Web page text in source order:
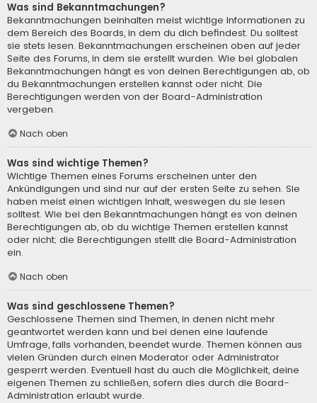
Was sind Bekanntmachungen?
Bekanntmachungen beinhalten meist wichtige Informationen zu
dem Bereich des Boards, in dem du dich befindest. Du solltest
sie stets lesen. Bekanntmachungen erscheinen oben auf jeder
Seite des Forums, in dem sie erstellt wurden. Wie bei globalen
Bekanntmachungen hängt es von deinen Berechtigungen ab, ob
du Bekanntmachungen erstellen kannst oder nicht. Die
Berechtigungen werden von der Board-Administration
vergeben.
Nach oben
Was sind wichtige Themen?
Wichtige Themen eines Forums erscheinen unter den
Ankündigungen und sind nur auf der ersten Seite zu sehen. Sie
haben meist einen wichtigen Inhalt, weswegen du sie lesen
solltest. Wie bei den Bekanntmachungen hängt es von deinen
Berechtigungen ab, ob du wichtige Themen erstellen kannst
oder nicht; die Berechtigungen stellt die Board-Administration
ein.
Nach oben
Was sind geschlossene Themen?
Geschlossene Themen sind Themen, in denen nicht mehr
geantwortet werden kann und bei denen eine laufende
Umfrage, falls vorhanden, beendet wurde. Themen können aus
vielen Gründen durch einen Moderator oder Administrator
gesperrt werden. Eventuell hast du auch die Möglichkeit, deine
eigenen Themen zu schließen, sofern dies durch die Board-
Administration erlaubt wurde.